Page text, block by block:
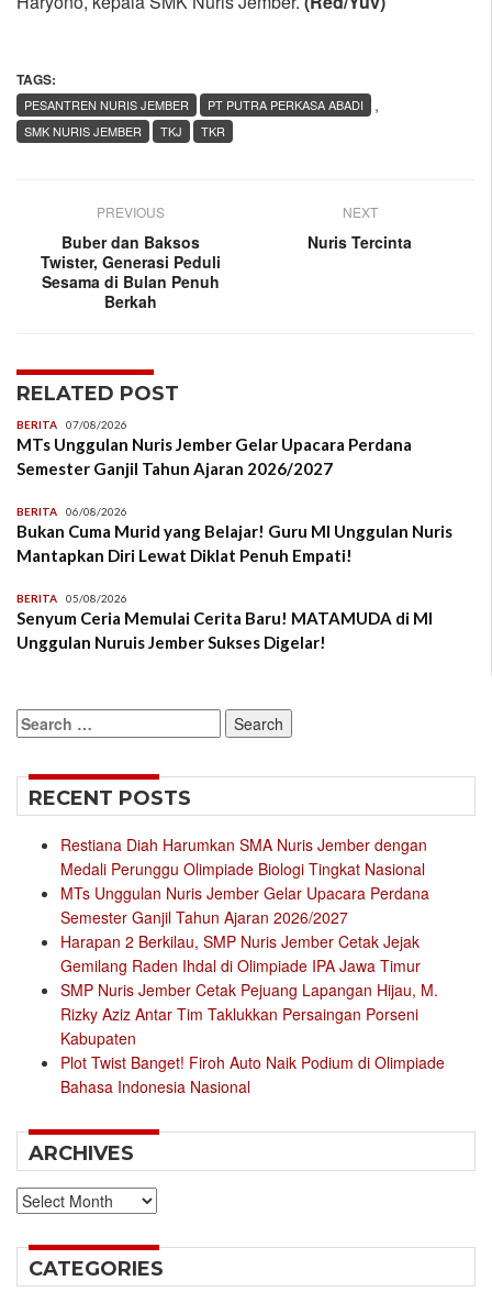
TAGS:
,
PESANTREN NURIS JEMBER
PT PUTRA PERKASA ABADI
SMK NURIS JEMBER
TKJ TKR
PREVIOUS
Buber dan Baksos
Twister, Generasi Peduli
Sesama di Bulan Penuh
Berkah
NEXT
Nuris Tercinta
RELATED POST
BERITA 07/08/2026
MTs Unggulan Nuris Jember Gelar Upacara Perdana
Semester Ganjil Tahun Ajaran 2026/2027
BERITA 06/08/2026
Bukan Cuma Murid yang Belajar! Guru MI Unggulan Nuris
Mantapkan Diri Lewat Diklat Penuh Empati!
BERITA 05/08/2026
Senyum Ceria Memulai Cerita Baru! MATAMUDA di MI
Unggulan Nuruis Jember Sukses Digelar!
Search
for:
RECENT POSTS
Restiana Diah Harumkan SMA Nuris Jember dengan
Medali Perunggu Olimpiade Biologi Tingkat Nasional
MTs Unggulan Nuris Jember Gelar Upacara Perdana
Semester Ganjil Tahun Ajaran 2026/2027
Harapan 2 Berkilau, SMP Nuris Jember Cetak Jejak
Gemilang Raden Ihdal di Olimpiade IPA Jawa Timur
SMP Nuris Jember Cetak Pejuang Lapangan Hijau, M.
Rizky Aziz Antar Tim Taklukkan Persaingan Porseni
Kabupaten
Plot Twist Banget! Firoh Auto Naik Podium di Olimpiade
Bahasa Indonesia Nasional
ARCHIVES
Archives
CATEGORIES